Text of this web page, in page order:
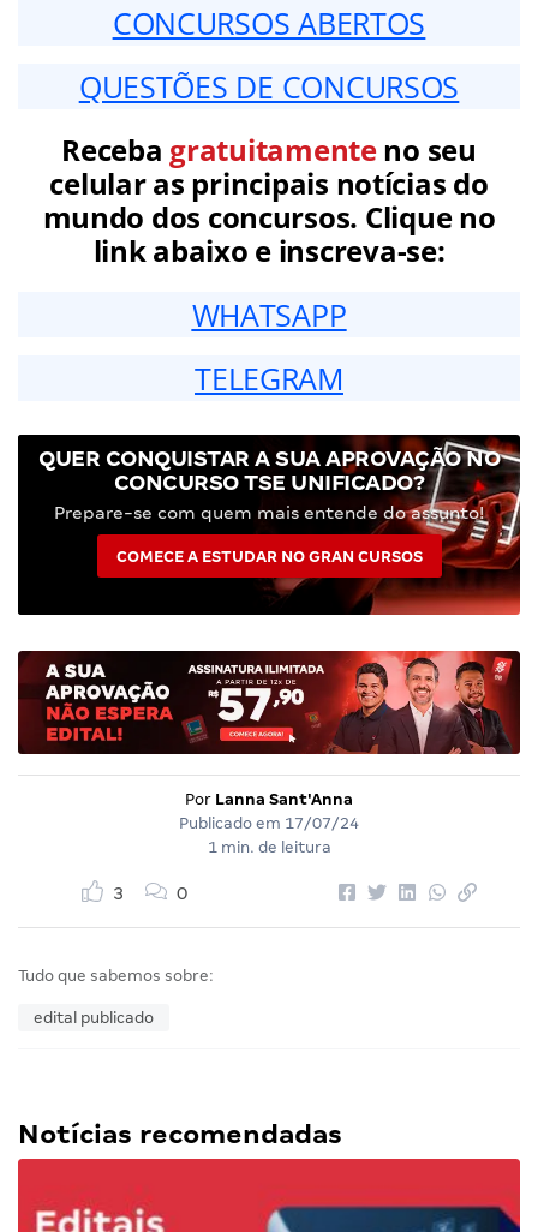
CONCURSOS ABERTOS
QUESTÕES DE CONCURSOS
Receba gratuitamenteno seu
celular as principais notícias do
mundo dos concursos. Clique no
link abaixo e inscreva-se:
WHATSAPP
TELEGRAM
QUER CONQUISTAR A SUA APROVAÇÃO NO
CONCURSO TSE UNIFICADO?
Prepare-se com quem mais entende do assunto!
COMECE A ESTUDAR NO GRAN CURSOS
Por Lanna Sant'Anna
Publicado em 17/07/24
1 min. de leitura
3 0
Tudo que sabemos sobre:
edital publicado
Notícias recomendadas